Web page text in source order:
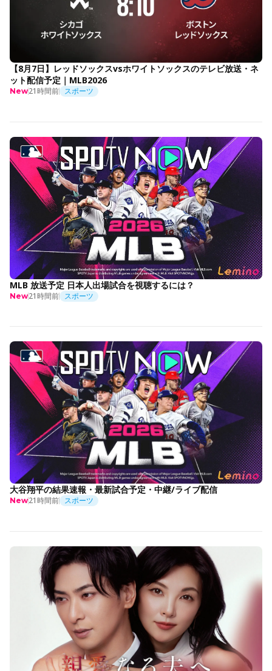
【8月7日】レッドソックスvsホワイトソックスのテレビ放送・ネ
ット配信予定｜MLB2026
New21時間前 スポーツ
MLB 放送予定 日本人出場試合を視聴するには？
New21時間前 スポーツ
大谷翔平の結果速報・最新試合予定・中継/ライブ配信
New21時間前 スポーツ